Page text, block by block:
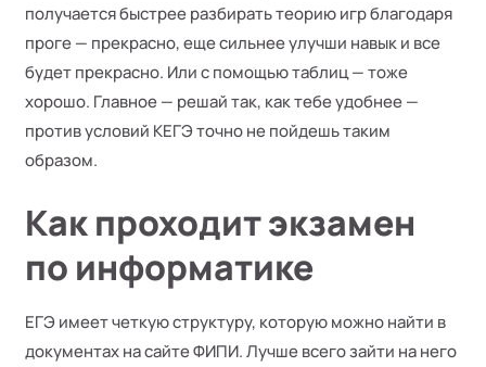
получается быстрее разбирать теорию игр благодаря
проге — прекрасно, еще сильнее улучши навык и все
будет прекрасно. Или с помощью таблиц — тоже
хорошо. Главное — решай так, как тебе удобнее —
против условий КЕГЭ точно не пойдешь таким
образом.
Как проходит экзамен
по информатике
ЕГЭ имеет четкую структуру, которую можно найти в
документах на сайте ФИПИ. Лучше всего зайти на него